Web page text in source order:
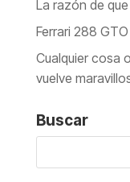
La razón de
Ferrari 288 GTO
Cualquier cosa
vuelve
Buscar